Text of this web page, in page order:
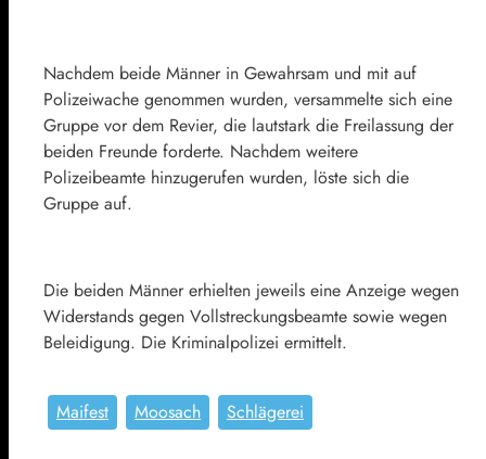
Nachdem beide Männer in Gewahrsam und mit auf
Polizeiwache genommen wurden, versammelte sich eine
Gruppe vor dem Revier, die lautstark die Freilassung der
beiden Freunde forderte. Nachdem weitere
Polizeibeamte hinzugerufen wurden, löste sich die
Gruppe auf.
Die beiden Männer erhielten jeweils eine Anzeige wegen
Widerstands gegen Vollstreckungsbeamte sowie wegen
Beleidigung. Die Kriminalpolizei ermittelt.
Maifest Moosach Schlägerei